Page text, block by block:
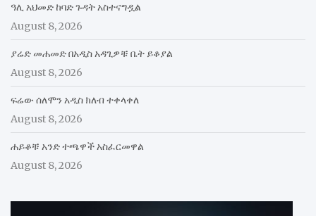
ዓሊ አህመድ ከባድ ጉዳት አስተናግዷል
August 8, 2026
ያሬድ መሐመድ በአዲስ አዳጊዎቹ ቤት ይቆያል
August 8, 2026
ፍሬው ሰለሞን አዲስ ክለብ ተቀላቀለ
August 8, 2026
ሐይቆቹ አንድ ተጫዋች አስፈርመዋል
August 8, 2026